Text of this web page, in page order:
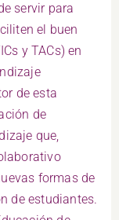
servir para
el buen
y TACs) en
de esta
de
que,
formas de
de estudiantes.